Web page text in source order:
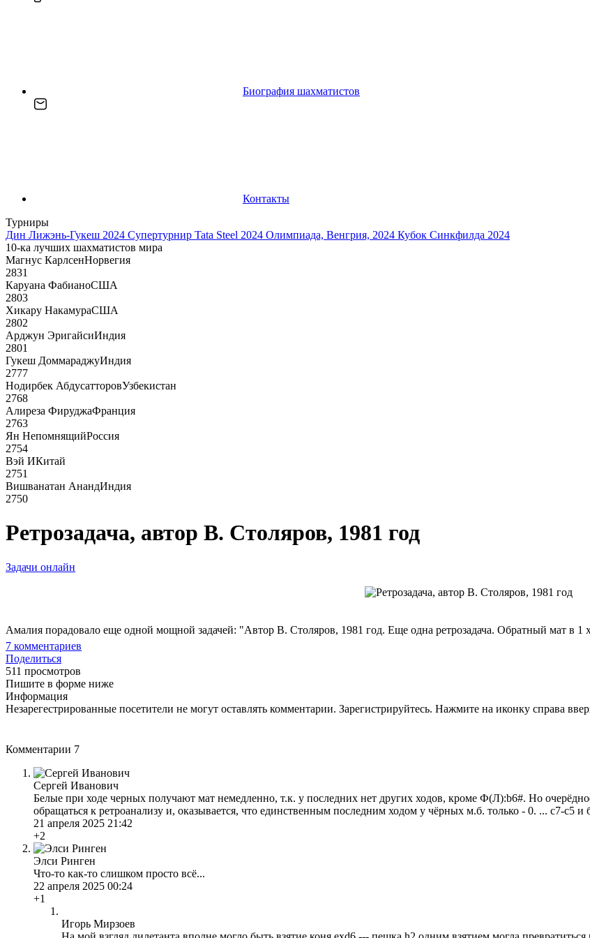
Биография шахматистов
Контакты
Турниры
Дин Лижэнь-Гукеш 2024 Супертурнир Tata Steel 2024 Олимпиада, Венгрия, 2024 Кубок Синкфилда 2024
10-ка лучших шахматистов мира
Магнус КарлсенНорвегия
2831
Каруана ФабианоСША
2803
Хикару НакамураСША
2802
Арджун ЭригайсиИндия
2801
Гукеш ДоммараджуИндия
2777
Нодирбек АбдусатторовУзбекистан
2768
Алиреза ФируджаФранция
2763
Ян НепомнящийРоссия
2754
Вэй ИКитай
2751
Вишванатан АнандИндия
2750
Ретрозадача, автор В. Столяров, 1981 год
Задачи онлайн
Амалия порадовало еще одной мощной задачей: "Автор В. Столяров, 1981 год. Еще одна ретрозадача. Обратный мат в 1
7 комментариев
Поделиться
511 просмотров
Пишите в форме ниже
Информация
Незарегестрированные посетители не могут оставлять комментарии. Зарегистрируйтесь. Нажмите на иконку справа
Комментарии 7
Сергей Иванович
Белые при ходе черных получают мат немедленно, т.к. у последних нет других ходов, кроме Ф(Л):b6#. Но
обращаться к ретроанализу и, оказывается, что единственным последним ходом у чёрных м.б. только - 0. ... с7-с5 и
21 апреля 2025 21:42
+2
Элси Ринген
Что-то как-то слишком просто всё...
22 апреля 2025 00:24
+1
Игорь Мирзоев